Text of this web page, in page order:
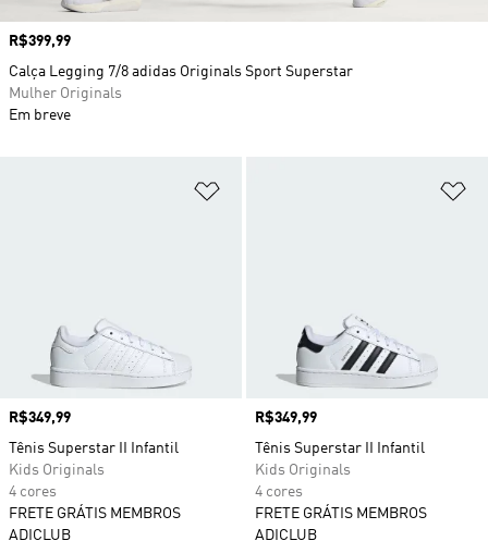
Preço
R$349,99
Tênis Superstar II Infantil
Kids Originals
4 cores
FRETE GRÁTIS MEMBROS
ADICLUB
Preço
R$349,99
Tênis Superstar II Infantil
Kids Originals
4 cores
FRETE GRÁTIS MEMBROS
ADICLUB
Preço
R$399,99
Calça Legging 7/8 adidas Originals Sport Superstar
Mulher Originals
Em breve